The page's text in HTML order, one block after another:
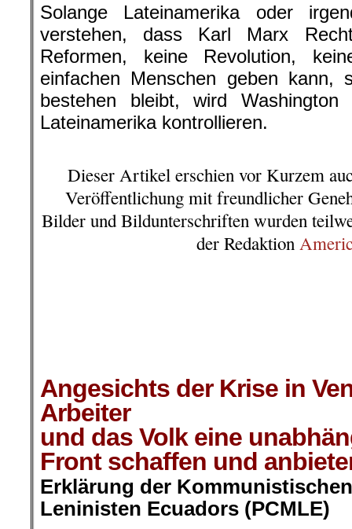
Solange Lateinamerika oder
verstehen, dass Karl Marx
Reformen, keine Revolution,
einfachen Menschen geben kann,
bestehen bleibt, wird
Lateinamerika kontrollieren.
Dieser Artikel erschien vor Kurzem
Veröffentlichung mit freundlicher
Bilder und Bildunterschriften wurden
der Redaktion
Angesichts der Krise in
Arbeiter
und das Volk eine
Front schaffen und
Erklärung der
Leninisten Ecuadors (PCMLE)